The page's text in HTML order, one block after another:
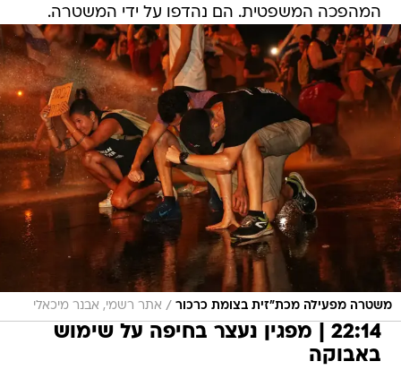
המהפכה המשפטית. הם נהדפו על ידי המשטרה.
משטרה מפעילה מכת"זית בצומת כרכור / אתר רשמי, אבנר מיכאלי
22:14 | מפגין נעצר בחיפה על שימוש
באבוקה